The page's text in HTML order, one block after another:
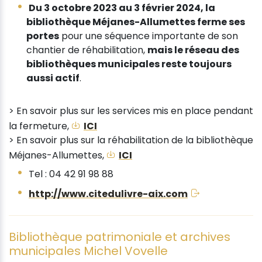
Du 3 octobre 2023 au 3 février 2024, la
bibliothèque Méjanes-Allumettes ferme ses
portes pour une séquence importante de son
chantier de réhabilitation, mais le réseau des
bibliothèques municipales reste toujours
aussi actif.
> En savoir plus sur les services mis en place pendant
la fermeture,
ICI
> En savoir plus sur la réhabilitation de la bibliothèque
Méjanes-Allumettes,
ICI
Tel : 04 42 91 98 88
http://www.citedulivre-aix.com
Bibliothèque patrimoniale et archives
municipales Michel Vovelle